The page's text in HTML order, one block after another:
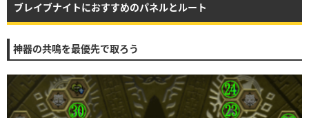
ブレイブナイトにおすすめのパネルとルート
神器の共鳴を最優先で取ろう